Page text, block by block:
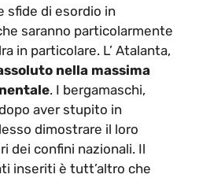
sfide di esordio in
saranno particolarmente
in particolare. L’ Atalanta,
nella massima
. I bergamaschi,
aver stupito in
dimostrare il loro
dei confini nazionali. Il
inseriti è tutt’altro che